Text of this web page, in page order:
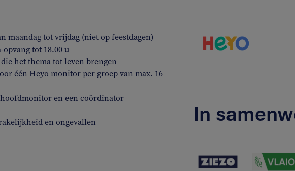
maandag tot vrijdag (niet op feestdagen)
tot 18.00 u
het thema tot leven brengen
één Heyo monitor per groep van max. 16
en een coördinator
en ongevallen
In